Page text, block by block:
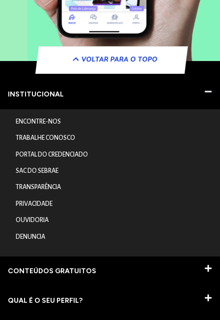
VOLTAR PARA O TOPO
INSTITUCIONAL
ENCONTRE-NOS
TRABALHE CONOSCO
PORTAL DO CREDENCIADO
SAC DO SEBRAE
TRANSPARÊNCIA
PRIVACIDADE
OUVIDORIA
DENUNCIA
CONTEÚDOS GRATUITOS
QUAL É O SEU PERFIL?